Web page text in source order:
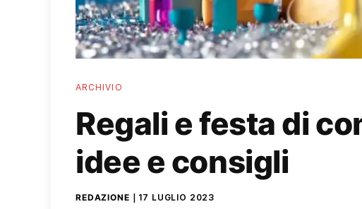
ARCHIVIO
Regali e festa di
idee e consigli
REDAZIONE 17 LUGLIO 2023